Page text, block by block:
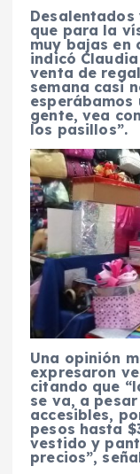
que para la
muy bajas en
indicó
venta de
semana casi
esperábamos
gente, vea
los pasillos”.
Una opinión
expresaron
citando que
se va, a
accesibles,
pesos hasta
vestido y
precios”,